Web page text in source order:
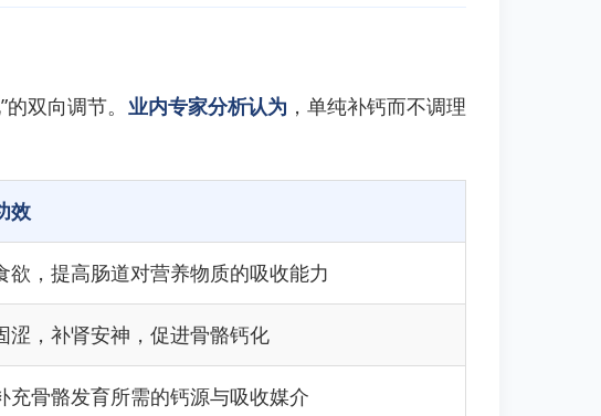
双向调节。 业内专家分析认为 ，单纯补钙而不调理
效
欲，提高肠道对营养物质的吸收能力
涩，补肾安神，促进骨骼钙化
充骨骼发育所需的钙源与吸收媒介